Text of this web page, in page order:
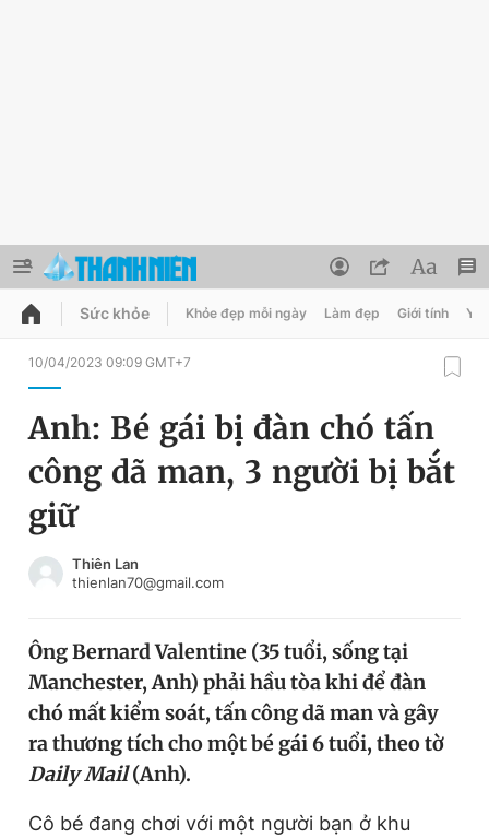
QUẢNG CÁO ĐẶT BÁO
Chuyên mục
Chuyên mục khác
Chào ngày mới
Video Magazine
Sản phẩm khác
Tiện ích Bạn cần biết
Đổi mật khẩu
Tin đã lưu
Sức khỏe Khỏe đẹp mỗi ngày Làm đẹp Giới tính Y
10/04/2023 09:09 GMT+7
Anh: Bé gái bị đàn chó tấn
công dã man, 3 người bị bắt
giữ
Thiên Lan
thienlan70@gmail.com
Ông Bernard Valentine (35 tuổi, sống tại
Manchester, Anh) phải hầu tòa khi để đàn
chó mất kiểm soát, tấn công dã man và gây
ra thương tích cho một bé gái 6 tuổi, theo tờ
Daily Mail(Anh).
Cô bé đang chơi với một người bạn ở khu